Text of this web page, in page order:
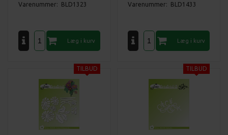
Varenummer: BLD1323 Varenummer: BLD1433